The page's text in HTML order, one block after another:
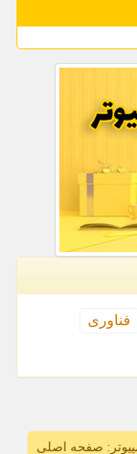
فناوری
صفحه اصلی